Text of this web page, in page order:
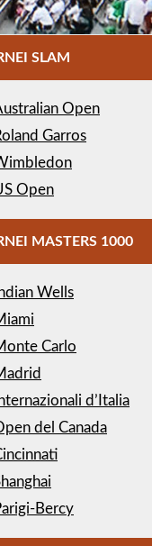
SLAM
Open
Garros
Open
MASTERS 1000
Wells
Carlo
d’Italia
del Canada
Bercy